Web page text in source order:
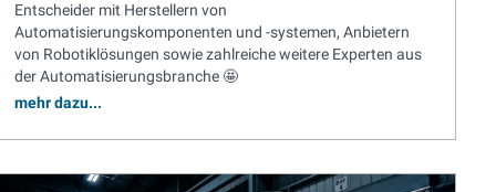
Entscheider mit Herstellern von
Automatisierungskomponenten und -systemen, Anbietern
von Robotiklösungen sowie zahlreiche weitere Experten aus
der Automatisierungsbranche 🤩
mehr dazu...